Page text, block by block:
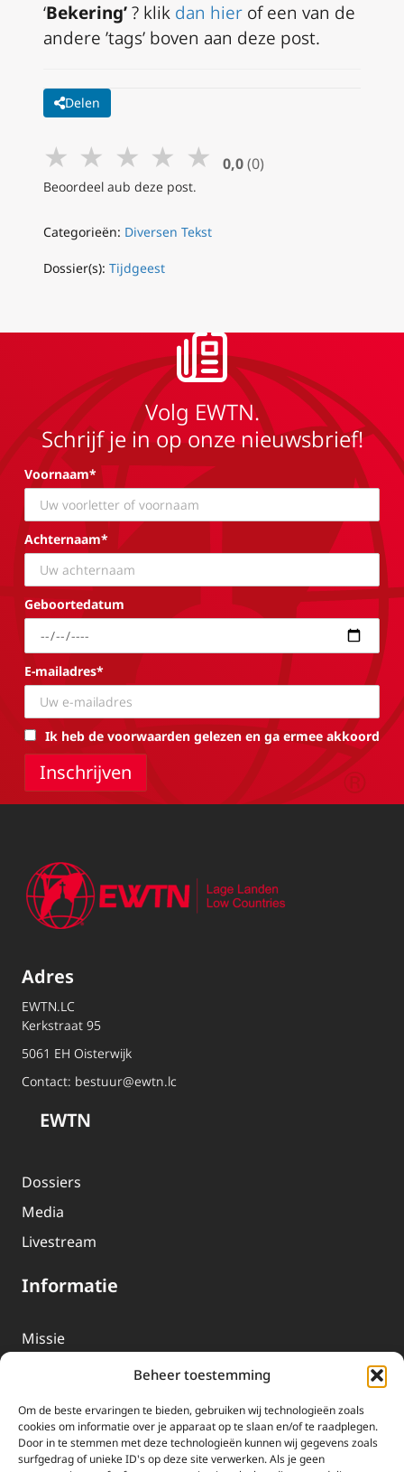
Beheer toestemming
Om de beste ervaringen te bieden, gebruiken wij technologieën zoals
cookies om informatie over je apparaat op te slaan en/of te raadplegen.
Door in te stemmen met deze technologieën kunnen wij gegevens zoals
surfgedrag of unieke ID's op deze site verwerken. Als je geen
‘Bekering’? klik dan hier of een van de
andere ’tags’ boven aan deze post.
Delen
★ ★ ★ ★ ★ 0,0 (0)
Beoordeel aub deze post.
Categorieën: Diversen Tekst
Dossier(s): Tijdgeest
Volg EWTN.
Schrijf je in op onze nieuwsbrief!
Voornaam*
Achternaam*
Geboortedatum
E-mailadres*
Ik heb de voorwaarden gelezen en ga ermee akkoord
Adres
EWTN.LC
Kerkstraat 95
5061 EH Oisterwijk
Contact: bestuur@ewtn.lc
EWTN
Dossiers
Media
Livestream
Informatie
Missie
EWTN-Team
Organisatiegegevens